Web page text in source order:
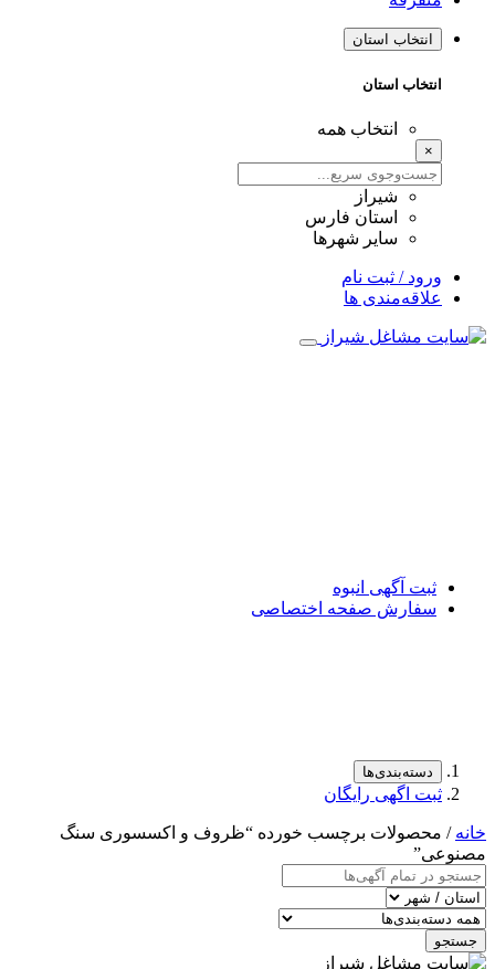
انتخاب استان
انتخاب استان
انتخاب همه
×
شیراز
استان فارس
سایر شهرها
ورود / ثبت نام
علاقه‌مندی ها
ثبت آگهی انبوه
سفارش صفحه اختصاصی
دسته‌بندی‌ها
ثبت اگهی رایگان
خانه / محصولات برچسب خورده “ظروف و اکسسوری سنگ
مصنوعی”
جستجو